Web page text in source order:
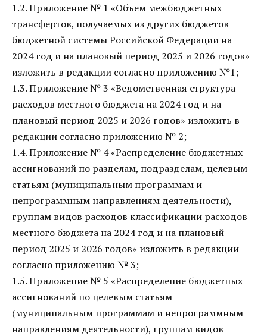
1.2. Приложение № 1 «Объем межбюджетных
трансфертов, получаемых из других бюджетов
бюджетной системы Российской Федерации на
2024 год и на плановый период 2025 и 2026 годов»
изложить в редакции согласно приложению №1;
1.3. Приложение № 3 «Ведомственная структура
расходов местного бюджета на 2024 год и на
плановый период 2025 и 2026 годов» изложить в
редакции согласно приложению № 2;
1.4. Приложение № 4 «Распределение бюджетных
ассигнований по разделам, подразделам, целевым
статьям (муниципальным программам и
непрограммным направлениям деятельности),
группам видов расходов классификации расходов
местного бюджета на 2024 год и на плановый
период 2025 и 2026 годов» изложить в редакции
согласно приложению № 3;
1.5. Приложение № 5 «Распределение бюджетных
ассигнований по целевым статьям
(муниципальным программам и непрограммным
направлениям деятельности), группам видов